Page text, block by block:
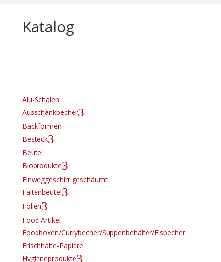
Katalog
Alu-Schalen
Ausschankbecher3
Backformen
Besteck3
Beutel
Bioprodukte3
Einweggeschirr geschäumt
Faltenbeutel3
Folien3
Food Artikel
Foodboxen/Currybecher/Suppenbehälter/Eisbecher
Frischhalte-Papiere
Hygieneprodukte3